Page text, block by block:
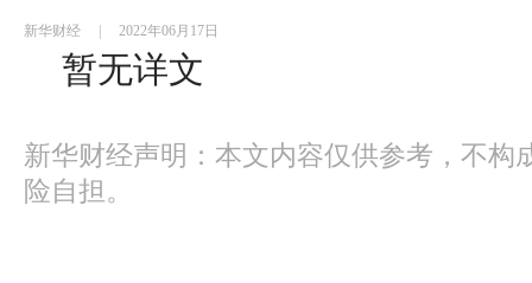
新华财经 2022年06月17日
暂无详文
新华财经声明：本文内容仅供参考，不构
险自担。